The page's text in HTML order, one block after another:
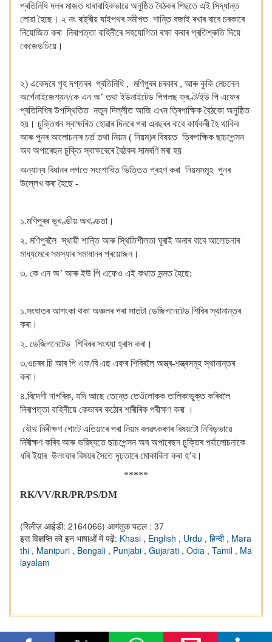
প্ৰতিনিধি দলৰ মাজত ধাৰাবাহিকভাৱে অনুষ্ঠিত বৈঠকৰ পিছতে এই সিদ্ধান্ত
লোৱা হৈছে। ২ নং ৰাষ্ট্ৰীয় ঘাইপথৰ সমীপত শান্তি বজাই ৰখাৰ বাবে চৰকাৰে
নিয়োজিত কৰা নিৰাপত্তা বাহিনীৰে সহযোগিতা ৰক্ষা কৰাৰ প্ৰতিশ্ৰুতি দিয়ে
কেজেডচিয়ে।
২) একেদৰে গৃহ দপ্তৰৰ প্ৰতিনিধি , মণিপুৰৰ চৰকাৰ , আৰু কুকি নেচনেল
অৰ্গেনাইজেশ্যন/কে এন অ’ তথা ইউনাইটেড পিপলছ ফ্ৰণ্ট/ইউ পি এফেৰ
প্ৰতিনিধিৰ উপস্থিতিত নতুন দিল্লীত আজি এখন ত্ৰিপাক্ষিক বৈঠকো অনুষ্ঠিত
হয়। চুক্তিখন স্বাক্ষৰিত হোৱাৰ দিনৰে পৰা এবছৰৰ বাবে কাৰ্যকৰী হৈ থাকিব
আৰু পুনৰ আলোচনাৰ চৰ্ত তথা নিয়ম ( নিয়ম)ৰ বিষয়ত ত্ৰিপাক্ষিক ছাচপেন্সন
অব অপাৰেছন চুক্তি স্বাক্ষৰেৰে বৈঠকৰ সামৰণি মৰা হয়
অন্যান্য বিধানৰ লগতে সংশোধিত ভিত্তিত গ্ৰহণ কৰা নিয়মসমূহ পুনৰ
উল্লেখ কৰা হৈছে -
১.মণিপুৰৰ ভূখণ্ডীয় অখণ্ডতা।
২. মণিপুৰলৈ স্থায়ী শান্তি আৰু স্থিতিশীলতা ঘূৰাই অনাৰ বাবে আলোচনাৰ
মাধ্যমেৰে সমস্যাৰ সমাধানৰ প্ৰয়োজন।
৩. কে এন অ’ আৰু ইউ পি এফেও এই কথাত সন্মত হৈছে:
১.সংঘাতৰ আশংকা থকা অঞ্চলৰ পৰা সাতটা ডেজিগনেটেড শিবিৰ স্থানান্তৰ
কৰা।
২. ডেজিগনেটেড শিবিৰৰ সংখ্যা হ্ৰাস কৰা।
৩.ওচৰৰ চি আৰ পি এফ/বি এছ এফৰ শিবিৰলৈ অস্ত্ৰ-শস্ত্ৰসমূহ স্থানান্তৰ
কৰা।
৪.বিদেশী নাগৰিক, যদি আছে তেন্তে তেওঁলোকক তালিকাভুক্ত কৰিবলৈ
নিৰাপত্তা বাহিনীয়ে কেডাৰৰ কঠোৰ শাৰীৰিক পৰীক্ষণ কৰা ।
যৌথ নিৰীক্ষণ গোটে এতিয়াৰে পৰা নিয়ম বলৱৎকৰণৰ বিষয়টো নিবিড়ভাৱে
নিৰীক্ষণ কৰিব আৰু ভৱিষ্যতে ছাচপেন্সন অব অপাৰেছন চুক্তিৰ পৰ্যালোচনাকে
ধৰি ইয়াৰ উলংঘাৰ বিষয়ৰ সৈতে দৃঢ়তাৰে মোকাবিলা কৰা হ’ব।
*****
RK/VV/RR/PR/PS/DM
(रिलीज़ आईडी: 2164066) आगंतुक पटल : 37
इस विज्ञप्ति को इन भाषाओं में पढ़ें: Khasi , English , Urdu , हिन्दी , Mara
thi , Manipuri , Bengali , Punjabi , Gujarati , Odia , Tamil , Ma
layalam